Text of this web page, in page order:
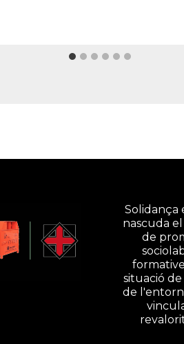
Solidança
nascuda
de
situació
de